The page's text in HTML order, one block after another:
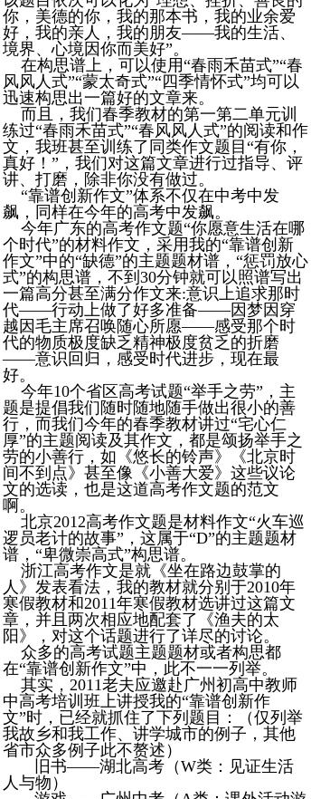
你，美德的你，我的那本书，我的业余爱
好，我的亲人，我的朋友——我的生活、
境界、心境因你而美好”。
在构思谱上，可以使用“春雨禾苗式”“春
风风人式”“蒙太奇式”“四季情怀式”均可以
迅速构思出一篇好的文章来。
而且，我们春季教材的第一第二单元训
练过“春雨禾苗式”“春风风人式”的阅读和作
文，我班甚至训练了同类作文题目“有你，
真好！”，我们对这篇文章进行过指导、评
讲、打磨，除非你没有做过。
“靠谱创新作文”体系不仅在中考中发
飙，同样在今年的高考中发飙。
今年广东的高考作文题“你愿意生活在哪
个时代”的材料作文，采用我的“靠谱创新
作文”中的“缺德”的主题题材谱，“惩罚放心
式”的构思谱，不到30分钟就可以照谱写出
一篇高分甚至满分作文来:意识上追求那时
代——行动上做了好多准备——因梦因穿
越因毛主席召唤随心所愿——感受那个时
代的物质极度缺乏精神极度贫乏的折磨
——意识回归，感受时代进步，现在最
好。
今年10个省区高考试题“举手之劳”，主
题是提倡我们随时随地随手做出很小的善
行，而我们今年的春季教材讲过“宅心仁
厚”的主题阅读及其作文，都是颂扬举手之
劳的小善行，如《悠长的铃声》《北京时
间不到点》甚至像《小善大爱》这些议论
文的选读，也是这道高考作文题的范文
啊。
北京2012高考作文题是材料作文“火车巡
逻员老计的故事”，这属于“D”的主题题材
谱，“卑微崇高式”构思谱。
浙江高考作文是就《坐在路边鼓掌的
人》发表看法，我的教材就分别于2010年
寒假教材和2011年寒假教材选讲过这篇文
章，并且两次相应地配套了《渔夫的太
阳》，对这个话题进行了详尽的讨论。
众多的高考试题主题题材或者构思都
在“靠谱创新作文”中，此不一一列举。
其实，2011老夫应邀赴广州初高中教师
中高考培训班上讲授我的“靠谱创新作
文”时，已经就抓住了下列题目：（仅列举
我故乡和我工作、讲学城市的例子，其他
省市众多例子此不赘述）
旧书——湖北高考（W类：见证生活
人与物）